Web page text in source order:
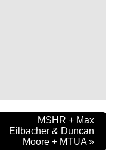
MSHR + Max
Eilbacher & Duncan
Moore + MTUA»